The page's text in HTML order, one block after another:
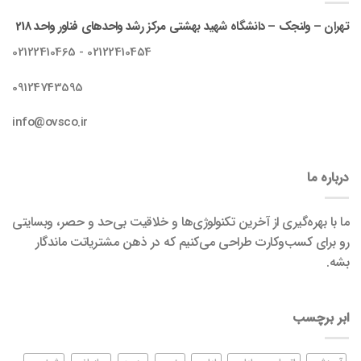
تهران – ولنجک – دانشگاه شهید بهشتی مرکز رشد واحدهای فناور واحد 218
02122410454 - 02122410465
09124743595
info@ovsco.ir
درباره ما
ما با بهره‌گیری از آخرین تکنولوژی‌ها و خلاقیت بی‌حد و حصر، وبسایتی
رو برای کسب‌وکارت طراحی می‌کنیم که در ذهن مشتریاتت ماندگار
بشه.
ابر برچسب